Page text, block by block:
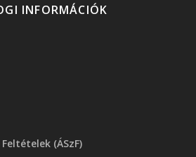
INFORMÁCIÓK
(ÁSzF)